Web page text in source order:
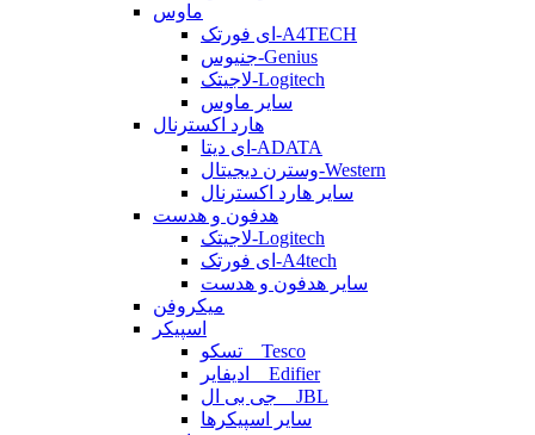
ماوس
ای فورتک-A4TECH
جنیوس-Genius
لاجیتک-Logitech
سایر ماوس
هارد اکسترنال
ای دیتا-ADATA
وسترن دیجیتال-Western
سایر هارد اکسترنال
هدفون و هدست
لاجیتک-Logitech
ای فورتک-A4tech
سایر هدفون و هدست
میکروفن
اسپیکر
تسکو _ Tesco
ادیفایر _ Edifier
جی بی ال _ JBL
سایر اسپیکرها